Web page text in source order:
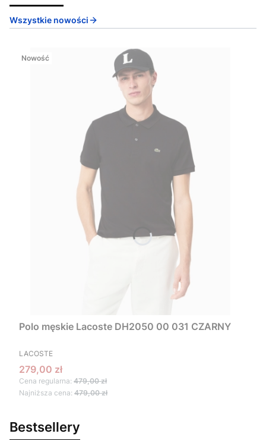
Wszystkie nowości
Nowość
Polo męskie Lacoste DH2050 00 031 CZARNY
PRODUCENT
LACOSTE
Cena promocyjna
279,00 zł
Cena regularna: 479,00 zł
Najniższa cena: 479,00 zł
Bestsellery